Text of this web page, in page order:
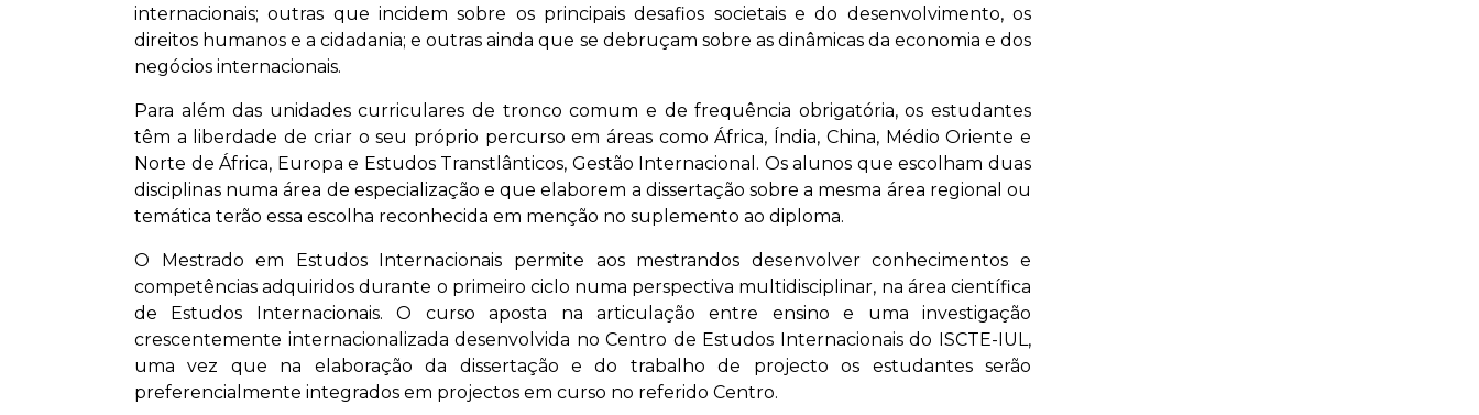
internacionais; outras que incidem sobre os principais desafios societais e do desenvolvimento, os
direitos humanos e a cidadania; e outras ainda que se debruçam sobre as dinâmicas da economia e dos
negócios internacionais.
Para além das unidades curriculares de tronco comum e de frequência obrigatória, os estudantes
têm a liberdade de criar o seu próprio percurso em áreas como África, Índia, China, Médio Oriente e
Norte de África, Europa e Estudos Transtlânticos, Gestão Internacional. Os alunos que escolham duas
disciplinas numa área de especialização e que elaborem a dissertação sobre a mesma área regional ou
temática terão essa escolha reconhecida em menção no suplemento ao diploma.
O Mestrado em Estudos Internacionais permite aos mestrandos desenvolver conhecimentos e
competências adquiridos durante o primeiro ciclo numa perspectiva multidisciplinar, na área científica
de Estudos Internacionais. O curso aposta na articulação entre ensino e uma investigação
crescentemente internacionalizada desenvolvida no Centro de Estudos Internacionais do ISCTE-IUL,
uma vez que na elaboração da dissertação e do trabalho de projecto os estudantes serão
preferencialmente integrados em projectos em curso no referido Centro.